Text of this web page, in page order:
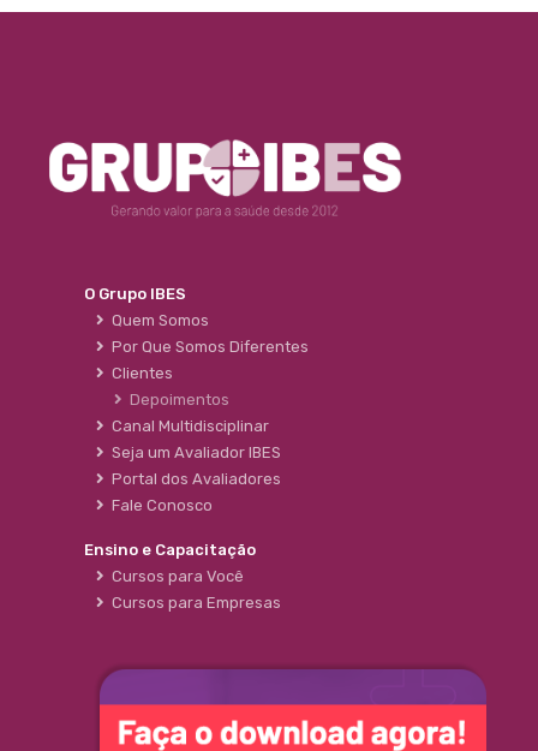
O Grupo IBES
Quem Somos
Por Que Somos Diferentes
Clientes
Depoimentos
Canal Multidisciplinar
Seja um Avaliador IBES
Portal dos Avaliadores
Fale Conosco
Ensino e Capacitação
Cursos para Você
Cursos para Empresas